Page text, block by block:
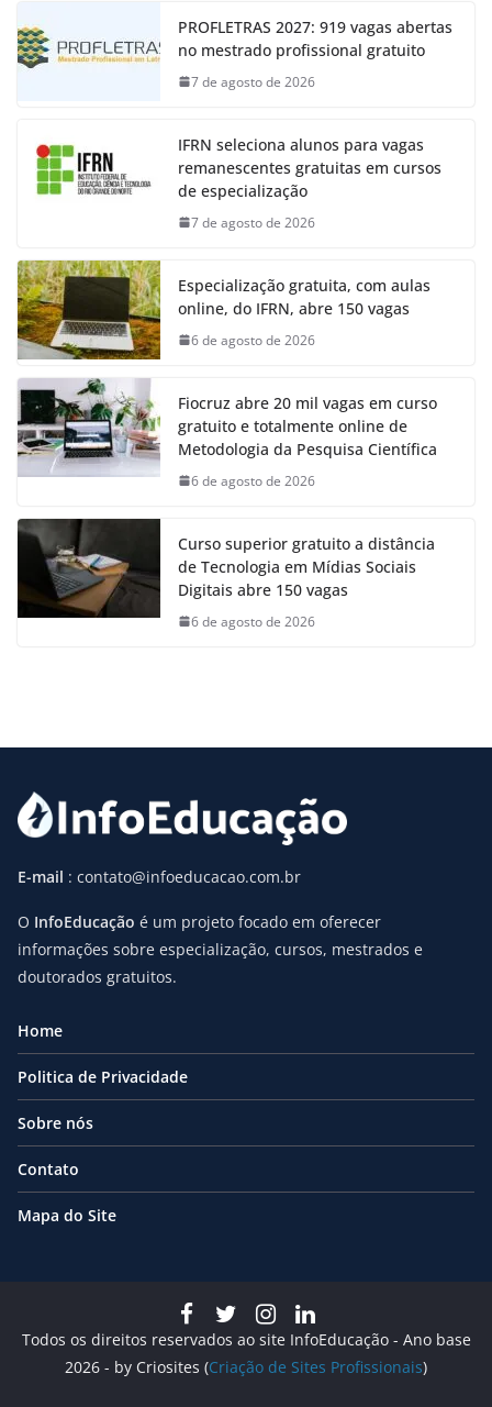
PROFLETRAS 2027: 919 vagas abertas
no mestrado profissional gratuito
7 de agosto de 2026
IFRN seleciona alunos para vagas
remanescentes gratuitas em cursos
de especialização
7 de agosto de 2026
Especialização gratuita, com aulas
online, do IFRN, abre 150 vagas
6 de agosto de 2026
Fiocruz abre 20 mil vagas em curso
gratuito e totalmente online de
Metodologia da Pesquisa Científica
6 de agosto de 2026
Curso superior gratuito a distância
de Tecnologia em Mídias Sociais
Digitais abre 150 vagas
6 de agosto de 2026
E-mail : contato@infoeducacao.com.br
O InfoEducação é um projeto focado em oferecer
informações sobre especialização, cursos, mestrados e
doutorados gratuitos.
Home
Politica de Privacidade
Sobre nós
Contato
Mapa do Site
Todos os direitos reservados ao site InfoEducação - Ano base
2026 - by Criosites (Criação de Sites Profissionais)